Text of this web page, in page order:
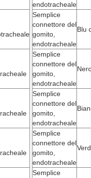
endotracheale
Semplice
connettore del
gomito,
endotracheale
Blu
Semplice
connettore del
gomito,
endotracheale
Semplice
connettore del
gomito,
endotracheale
Semplice
connettore del
gomito,
endotracheale
Semplice